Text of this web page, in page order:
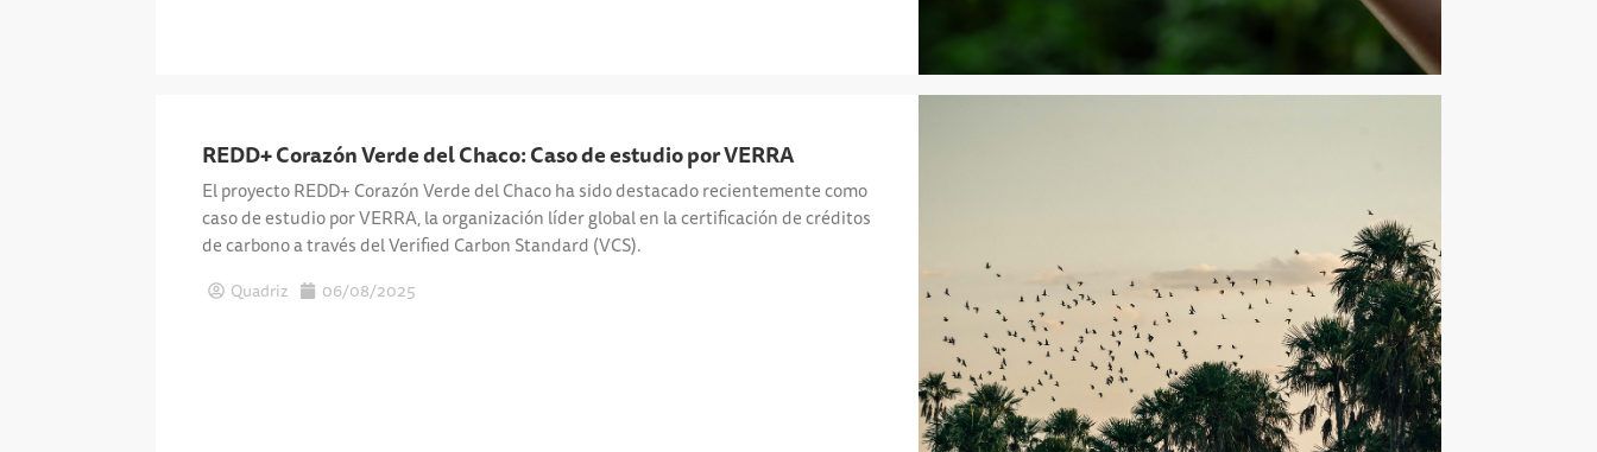
REDD+ Corazón Verde del Chaco: Caso de estudio por VERRA
El proyecto REDD+ Corazón Verde del Chaco ha sido destacado recientemente como
caso de estudio por VERRA, la organización líder global en la certificación de créditos
de carbono a través del Verified Carbon Standard (VCS).
Quadriz 06/08/2025